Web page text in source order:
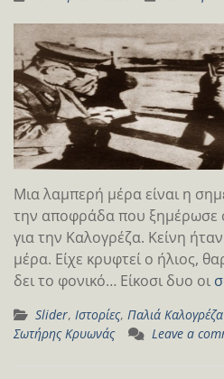
Μια λαμπερή μέρα είναι η
την αποφράδα που ξημέρωσε
για την Καλογρέζα. Κείνη
μέρα. Είχε κρυφτεί ο ήλιος,
δει το φονικό… Είκοσι δυο οι
Slider, Ιστορίες, Παλιά Καλογρέζα
Σωτήρης Κρυωνάς
Leave a